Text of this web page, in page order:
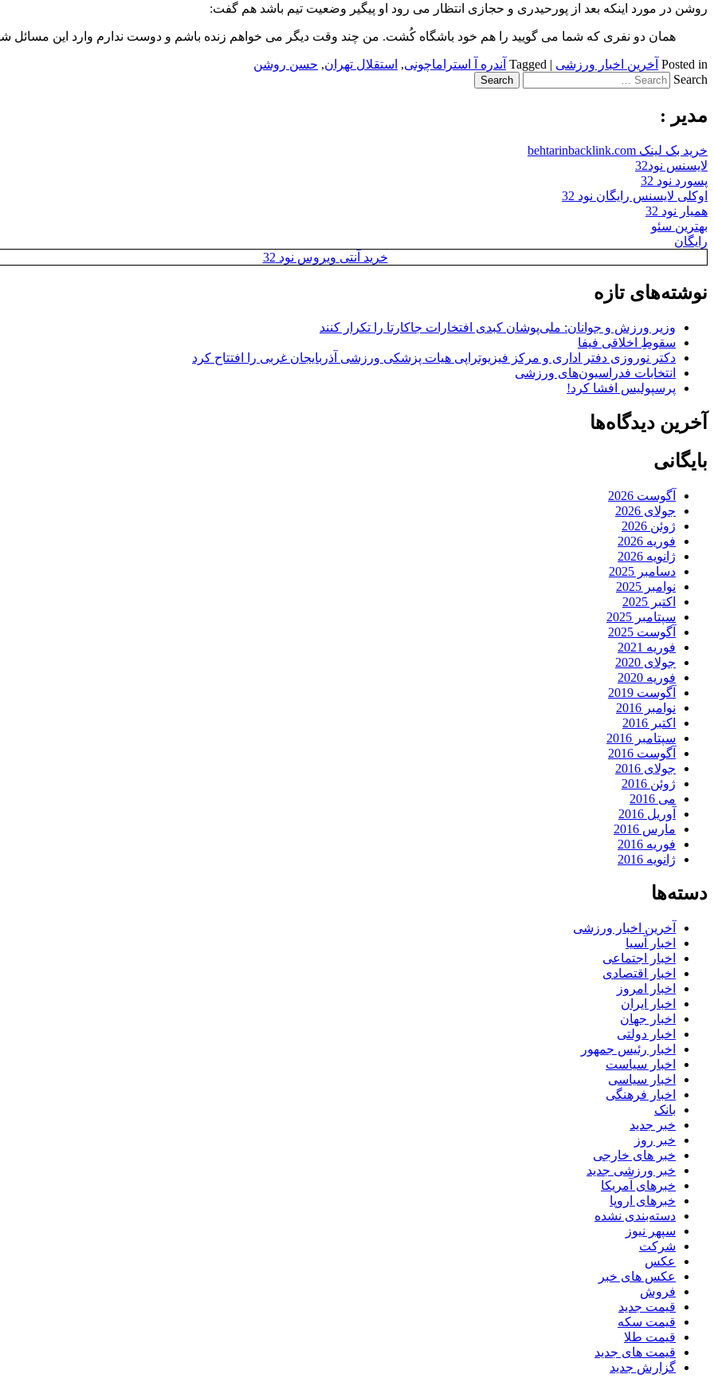
روشن در مورد اینکه بعد از پورحیدری و حجازی انتظار می رود او پیگیر وضعیت تیم باشد هم گفت:
همان دو نفری که شما می گویید را هم خود باشگاه کُشت. من چند وقت دیگر می خواهم زنده باشم و دوست ندارم وارد این مسائل
Posted in آخرین اخبار ورزشی |
Tagged آندره آ استراماچونی, استقلال تهران, حسن روشن
Search
مدیر :
خرید بک لینک behtarinbacklink.com
لایسنس نود32
پسورد نود 32
اوکلی لایسنس رایگان نود 32
همیار نود 32
بهترین سئو
رایگان
خرید آنتی ویروس نود 32
نوشته‌های تازه
وزیر ورزش و جوانان: ملی‌پوشان کبدی افتخارات جاکارتا را تکرار کنند
سقوطِ اخلاقی فیفا
دکتر نوروزی دفتر اداری و مرکز فیزیوتراپی هیات پزشکی ورزشی آذربایجان غربی را افتتاح کرد
انتخابات فدراسیون‌های ورزشی
پرسپولیس افشا کرد!
آخرین دیدگاه‌ها
بایگانی
آگوست 2026
جولای 2026
ژوئن 2026
فوریه 2026
ژانویه 2026
دسامبر 2025
نوامبر 2025
اکتبر 2025
سپتامبر 2025
آگوست 2025
فوریه 2021
جولای 2020
فوریه 2020
آگوست 2019
نوامبر 2016
اکتبر 2016
سپتامبر 2016
آگوست 2016
جولای 2016
ژوئن 2016
می 2016
آوریل 2016
مارس 2016
فوریه 2016
ژانویه 2016
دسته‌ها
آخرین اخبار ورزشی
اخبار آسیا
اخبار اجتماعی
اخبار اقتصادی
اخبار امروز
اخبار ایران
اخبار جهان
اخبار دولتی
اخبار رئیس جمهور
اخبار سیاست
اخبار سیاسی
اخبار فرهنگی
بانک
خبر جدید
خبر روز
خبر های خارجی
خبر ورزشی جدید
خبرهای آمریکا
خبرهای اروپا
دسته‌بندی نشده
سپهر نیوز
شرکت
عکس
عکس های خبر
فروش
قیمت جدید
قیمت سکه
قیمت طلا
قیمت های جدید
گزارش جدید